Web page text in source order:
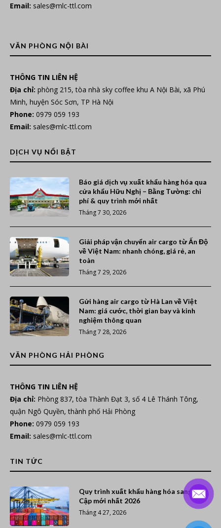
Email: sales@mlc-ttl.com
VĂN PHÒNG NỘI BÀI
THÔNG TIN LIÊN HỆ
Địa chỉ: phòng 215, tòa nhà sky coffee khu A Nội Bài, xã Phú
Minh, huyện Sóc Sơn, TP Hà Nội
Phone: 0979 059 193
Email: sales@mlc-ttl.com
DỊCH VỤ NỔI BẬT
Báo giá dịch vụ xuất khẩu hàng hóa qua
cửa khẩu Hữu Nghị – Bằng Tường: chi
phí & quy trình mới nhất
Tháng 7 30, 2026
Giải pháp vận chuyển air cargo từ Ấn Độ
về Việt Nam: nhanh chóng, giá rẻ, an
toàn
Tháng 7 29, 2026
Gửi hàng air cargo từ Hà Lan về Việt
Nam: giá cước, thời gian bay và kinh
nghiệm thông quan
Tháng 7 28, 2026
VĂN PHÒNG HẢI PHÒNG
THÔNG TIN LIÊN HỆ
Địa chỉ: Phòng 837, tòa Thành Đạt 3, số 4 Lê Thánh Tông,
quận Ngô Quyền, thành phố Hải Phòng
Phone: 0979 059 193
Email: sales@mlc-ttl.com
TIN TỨC
Quy trình xuất khẩu hàng hóa sang Ai
Cập mới nhất 2026
Tháng 4 27, 2026